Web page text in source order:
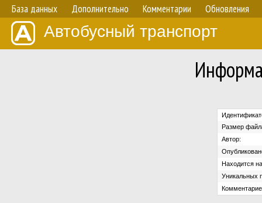
База данных Дополнительно Комментарии Обновления
Автобусный транспорт
Размер
Автор:
Находится
Уникальных